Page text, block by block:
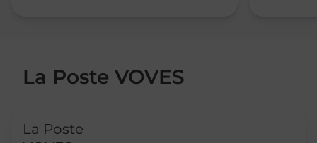
La Poste VOVES
La Poste